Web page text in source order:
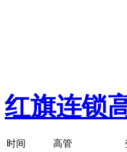
红旗连锁
时间 高管